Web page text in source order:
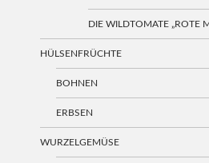
DIE WILDTOMATE „ROTE
HÜLSENFRÜCHTE
BOHNEN
ERBSEN
WURZELGEMÜSE